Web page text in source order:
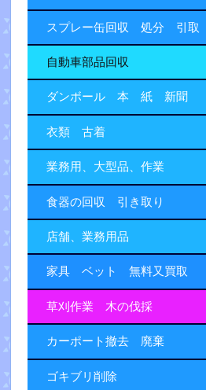
スプレー缶回収 処分 引
自動車部品回収
ダンボール 本 紙 新聞
衣類 古着
業務用、大型品、作業
食器の回収 引き取り
店舗、業務用品
家具 ベット 無料又買取
草刈作業 木の伐採
カーポート撤去 廃棄
ゴキブリ削除